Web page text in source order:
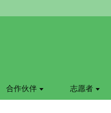
合作伙伴 志愿者